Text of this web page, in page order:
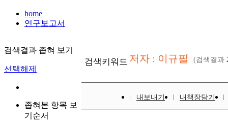
home
연구보고서
검색결과 좁혀 보기
선택해제
좁혀본 항목 보
기순서
검색키워드 저자 : 이규필 (검색결과
내보내기 내책장담기